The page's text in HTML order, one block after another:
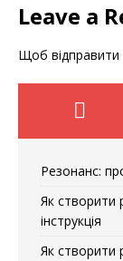
Leave a
Щоб відправити
Резонанс:
Як створити
інструкція
Як створити